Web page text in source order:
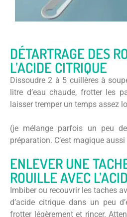
DÉTARTRAGE DES
L’ACIDE CITRIQUE
Dissoudre 2 à 5 cuillères à
litre d’eau chaude, frotter les
laisser tremper un temps assez
(je mélange parfois un peu
préparation. C’est magique
ENLEVER UNE
ROUILLE AVEC
Imbiber ou recouvrir les taches
d’acide citrique dans un peu
frotter légèrement et rincer.